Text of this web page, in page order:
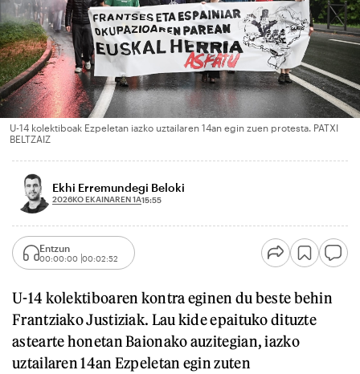
U-14 kolektiboak Ezpeletan iazko uztailaren 14an egin zuen protesta. PATXI
BELTZAIZ
Ekhi Erremundegi Beloki
2026KO EKAINAREN 1A15:55
Entzun
00:00:00 00:02:52
U-14 kolektiboaren kontra eginen du beste behin
Frantziako Justiziak. Lau kide epaituko dituzte
astearte honetan Baionako auzitegian, iazko
uztailaren 14an Ezpeletan egin zuten